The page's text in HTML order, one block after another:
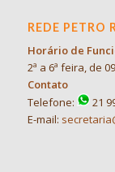
REDE PETRO
Horário de
2ª a 6ª feira, de
Contato
Telefone:
21
E-mail: